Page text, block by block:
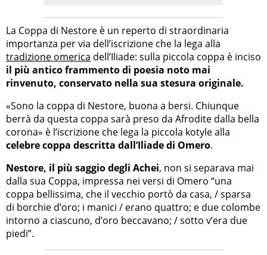
La Coppa di Nestore è un reperto di straordinaria
importanza per via dell’iscrizione che la lega alla
tradizione omerica dell’Iliade: sulla piccola coppa è inciso
il più antico frammento di poesia noto mai
rinvenuto, conservato nella sua stesura originale.
«Sono la coppa di Nestore, buona a bersi. Chiunque
berrà da questa coppa sarà preso da Afrodite dalla bella
corona» è l’iscrizione che lega la piccola kotyle alla
celebre coppa descritta dall’Iliade di Omero.
Nestore, il più saggio degli Achei, non si separava mai
dalla sua Coppa, impressa nei versi di Omero “una
coppa bellissima, che il vecchio portò da casa, / sparsa
di borchie d’oro; i manici / erano quattro; e due colombe
intorno a ciascuno, d’oro beccavano; / sotto v’era due
piedi”.